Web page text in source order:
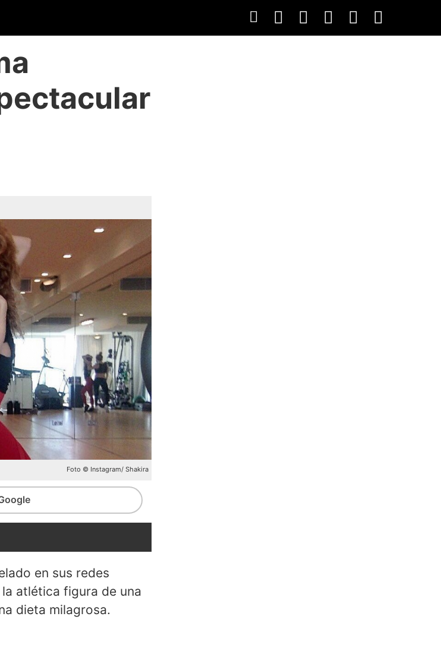
Foto © Instagram/ Shakira
en sus redes
la atlética figura de una
dieta milagrosa.